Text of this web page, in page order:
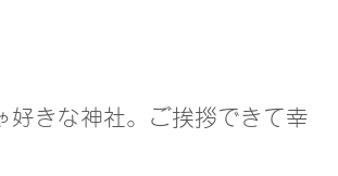
好きな神社。ご挨拶できて幸